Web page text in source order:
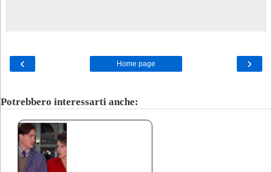
‹ ›
Home page
Potrebbero interessarti anche: